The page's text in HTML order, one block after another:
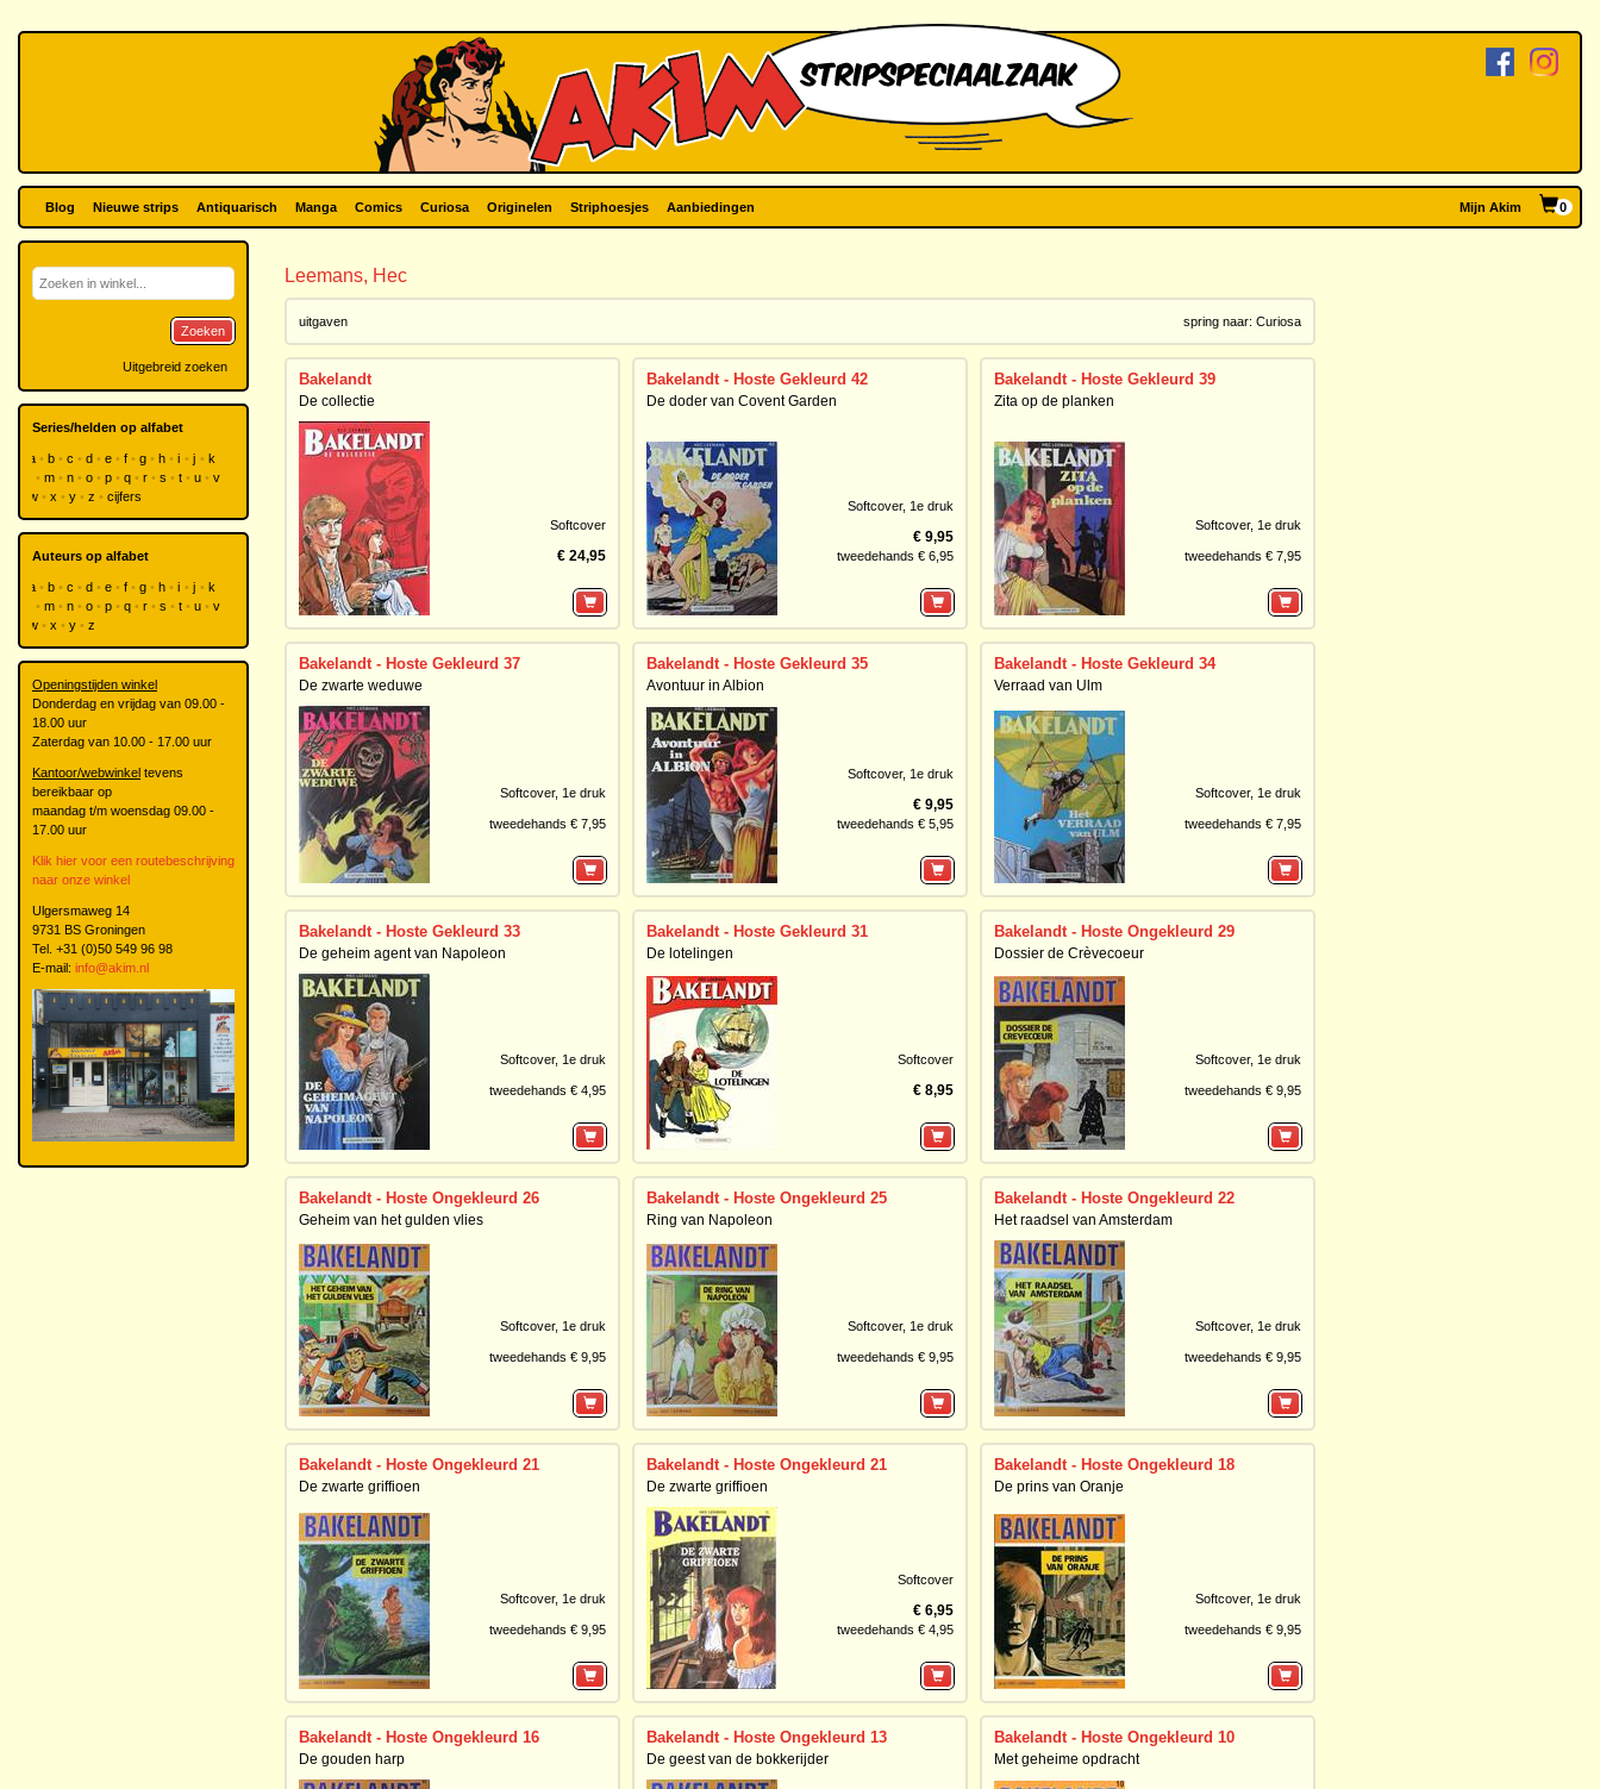
Blog Nieuwe strips Antiquarisch Manga Comics Curiosa Originelen Striphoesjes Aanbiedingen Mijn Akim 0
Leemans, Hec
spring naar: Curiosa
uitgaven
Bakelandt
De collectie
Softcover
€ 24,95
Bakelandt - Hoste Gekleurd 42
De doder van Covent Garden
Softcover, 1e druk
€ 9,95
tweedehands € 6,95
Bakelandt - Hoste Gekleurd 39
Zita op de planken
Softcover, 1e druk
tweedehands € 7,95
Bakelandt - Hoste Gekleurd 37
De zwarte weduwe
Softcover, 1e druk
tweedehands € 7,95
Bakelandt - Hoste Gekleurd 35
Avontuur in Albion
Softcover, 1e druk
€ 9,95
tweedehands € 5,95
Bakelandt - Hoste Gekleurd 34
Verraad van Ulm
Softcover, 1e druk
tweedehands € 7,95
Bakelandt - Hoste Gekleurd 33
De geheim agent van Napoleon
Softcover, 1e druk
tweedehands € 4,95
Bakelandt - Hoste Gekleurd 31
De lotelingen
Softcover
€ 8,95
Bakelandt - Hoste Ongekleurd 29
Dossier de Crèvecoeur
Softcover, 1e druk
tweedehands € 9,95
Bakelandt - Hoste Ongekleurd 26
Geheim van het gulden vlies
Softcover, 1e druk
tweedehands € 9,95
Bakelandt - Hoste Ongekleurd 25
Ring van Napoleon
Softcover, 1e druk
tweedehands € 9,95
Bakelandt - Hoste Ongekleurd 22
Het raadsel van Amsterdam
Softcover, 1e druk
tweedehands € 9,95
Bakelandt - Hoste Ongekleurd 21
De zwarte griffioen
Softcover, 1e druk
tweedehands € 9,95
Bakelandt - Hoste Ongekleurd 21
De zwarte griffioen
Softcover
€ 6,95
tweedehands € 4,95
Bakelandt - Hoste Ongekleurd 18
De prins van Oranje
Softcover, 1e druk
tweedehands € 9,95
Bakelandt - Hoste Ongekleurd 16
De gouden harp
Bakelandt - Hoste Ongekleurd 13
De geest van de bokkerijder
Bakelandt - Hoste Ongekleurd 10
Met geheime opdracht
Zoeken
Uitgebreid zoeken
Series/helden op alfabet
a b c d e f g h i j
k
m n o p q r s t u
v
w
x y z cijfers
Auteurs op alfabet
a b c d e f g h i j
k
m n o p q r s t u
v
w
x y z
Openingstijden winkel
Donderdag en vrijdag van 09.00 -
18.00 uur
Zaterdag van 10.00 - 17.00 uur
Kantoor/webwinkel tevens
bereikbaar op
maandag t/m woensdag 09.00 -
17.00 uur
Klik hier voor een routebeschrijving
naar onze winkel
Ulgersmaweg 14
9731 BS Groningen
Tel. +31 (0)50 549 96 98
E-mail: info@akim.nl